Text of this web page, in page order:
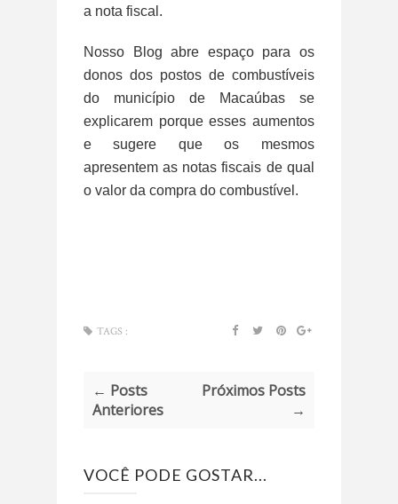
a nota fiscal.
Nosso Blog abre espaço para os
donos dos postos de combustíveis
do município de Macaúbas se
explicarem porque esses aumentos
e sugere que os mesmos
apresentem as notas fiscais de qual
o valor da compra do combustível.
TAGS :
← Posts
Anteriores
Próximos Posts
→
VOCÊ PODE GOSTAR...